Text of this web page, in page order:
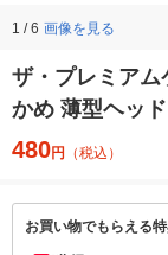
1 / 6 画像を見る
ザ・プレミアム
かめ 薄型ヘッ
480円 （税込）
お買い物でもらえる